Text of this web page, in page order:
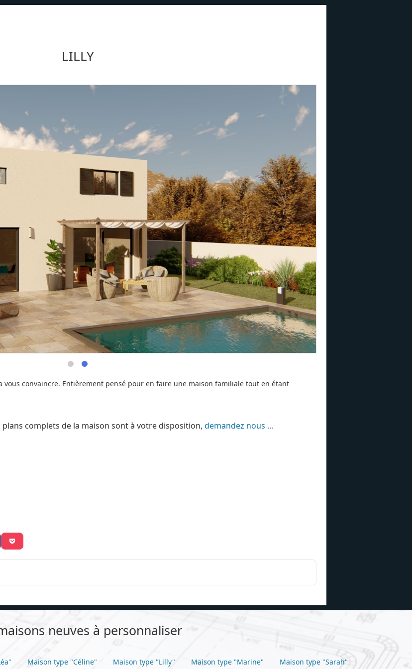
LILLY
convaincre. Entièrement pensé pour en faire une maison familiale tout en étant
plans complets de la maison sont à votre disposition, demandez nous ...
neuves à personnaliser
Maison type "Céline" Maison type "Lilly" Maison type "Marine" Maison type "Sarah"